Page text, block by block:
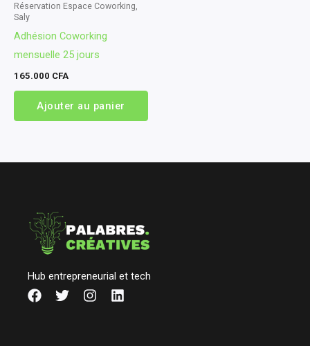
Réservation Espace Coworking,
Saly
Adhésion Coworking
mensuelle 25 jours
165.000 CFA
Ajouter au panier
Hub entrepreneurial et tech